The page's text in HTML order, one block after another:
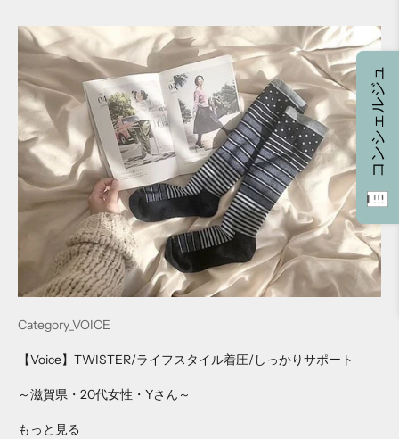
Category_VOICE
【Voice】TWISTER/ライフスタイル着圧/しっかりサポート
～滋賀県・20代女性・Yさん～
もっと見る
コンシェルジュ